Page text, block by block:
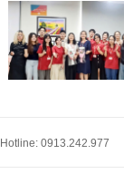
Hotline: 0913.242.977